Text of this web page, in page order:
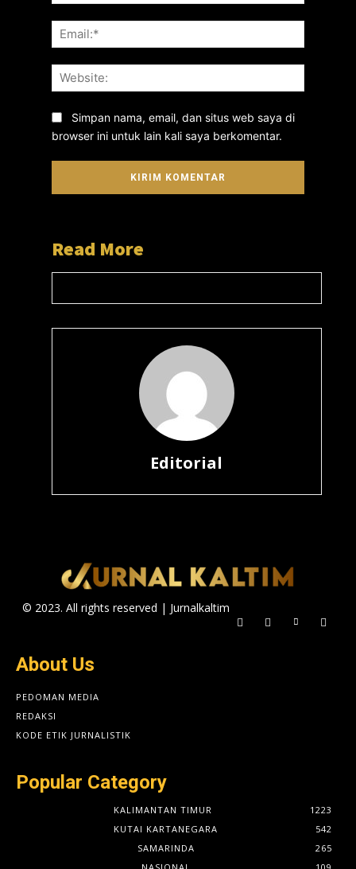
Simpan nama, email, dan situs web saya di
browser ini untuk lain kali saya berkomentar.
Read More
Editorial
© 2023. All rights reserved | Jurnalkaltim
About Us
PEDOMAN MEDIA
REDAKSI
KODE ETIK JURNALISTIK
Popular Category
KALIMANTAN TIMUR
1223
KUTAI KARTANEGARA
542
SAMARINDA
265